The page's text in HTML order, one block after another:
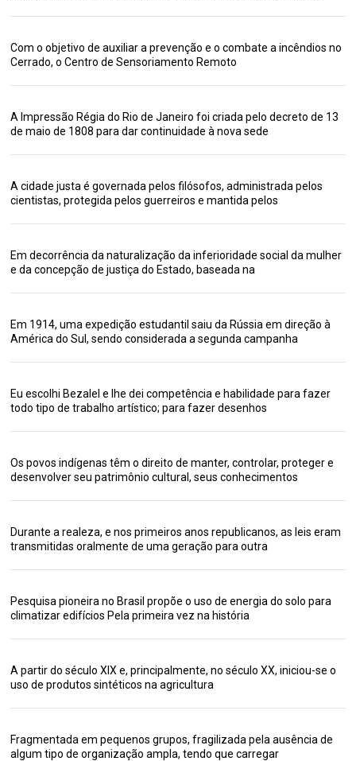
Com o objetivo de auxiliar a prevenção e o combate a incêndios no
Cerrado, o Centro de Sensoriamento Remoto
A Impressão Régia do Rio de Janeiro foi criada pelo decreto de 13
de maio de 1808 para dar continuidade à nova sede
A cidade justa é governada pelos filósofos, administrada pelos
cientistas, protegida pelos guerreiros e mantida pelos
Em decorrência da naturalização da inferioridade social da mulher
e da concepção de justiça do Estado, baseada na
Em 1914, uma expedição estudantil saiu da Rússia em direção à
América do Sul, sendo considerada a segunda campanha
Eu escolhi Bezalel e lhe dei competência e habilidade para fazer
todo tipo de trabalho artístico; para fazer desenhos
Os povos indígenas têm o direito de manter, controlar, proteger e
desenvolver seu patrimônio cultural, seus conhecimentos
Durante a realeza, e nos primeiros anos republicanos, as leis eram
transmitidas oralmente de uma geração para outra
Pesquisa pioneira no Brasil propõe o uso de energia do solo para
climatizar edifícios Pela primeira vez na história
A partir do século XIX e, principalmente, no século XX, iniciou-se o
uso de produtos sintéticos na agricultura
Fragmentada em pequenos grupos, fragilizada pela ausência de
algum tipo de organização ampla, tendo que carregar